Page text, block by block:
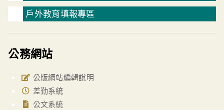
戶外教育填報專區
公務網站
公版網站編輯說明
差勤系統
公文系統